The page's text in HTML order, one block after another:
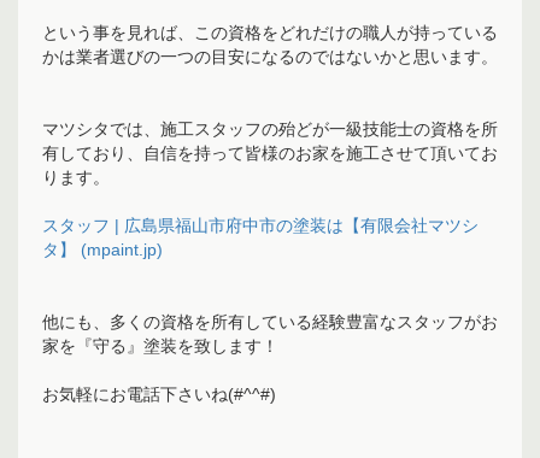
という事を見れば、この資格をどれだけの職人が持っている
かは業者選びの一つの目安になるのではないかと思います。
マツシタでは、施工スタッフの殆どが一級技能士の資格を所
有しており、自信を持って皆様のお家を施工させて頂いてお
ります。
スタッフ | 広島県福山市府中市の塗装は【有限会社マツシ
タ】 (mpaint.jp)
他にも、多くの資格を所有している経験豊富なスタッフがお
家を『守る』塗装を致します！
お気軽にお電話下さいね(#^^#)